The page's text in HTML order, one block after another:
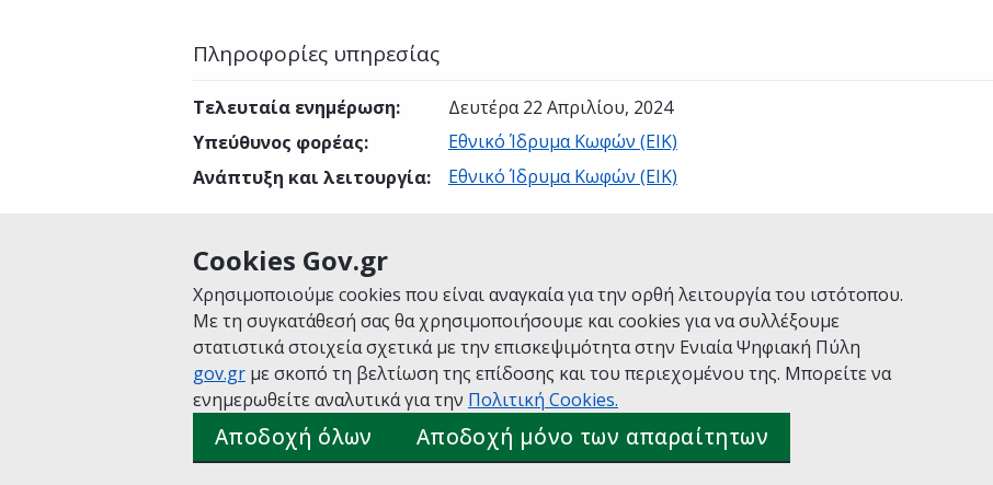
Cookies Gov.gr
Χρησιμοποιούμε cookies που είναι αναγκαία για την ορθή λειτουργία του ιστότοπου.
Με τη συγκατάθεσή σας θα χρησιμοποιήσουμε και cookies για να συλλέξουμε
στατιστικά στοιχεία σχετικά με την επισκεψιμότητα στην Ενιαία Ψηφιακή Πύλη
gov.gr με σκοπό τη βελτίωση της επίδοσης και του περιεχομένου της. Μπορείτε να
ενημερωθείτε αναλυτικά για την Πολιτική Cookies.
Αποδοχή όλων Αποδοχή μόνο των απαραίτητων
Πληροφορίες υπηρεσίας
Τελευταία ενημέρωση:
Δευτέρα 22 Απριλίου, 2024
Υπεύθυνος φορέας:
Εθνικό Ίδρυμα Κωφών (ΕΙΚ)
Ανάπτυξη και λειτουργία: Εθνικό Ίδρυμα Κωφών (ΕΙΚ)
Είναι χρήσιμη αυτή η σελίδα;
ΑρχικήΣχετικά με το gov.grΌροι ΧρήσηςΠολιτική ΑπορρήτουΔήλωση προσβασιμότητας
Πολιτική cookiesΠροτάσεις για το gov.gr
Υλοποίηση από το Υπουργείο Ψηφιακής Διακυβέρνησης Ελληνικά